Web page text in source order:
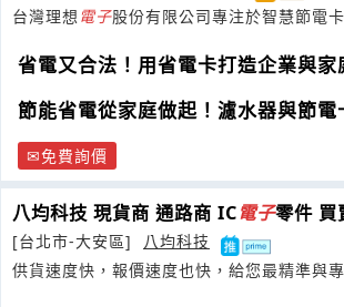
台灣理想 電子股份有限公司專注於智慧節電
省電又合法！用省電卡打造企業與
節能省電從家庭做起！濾水器與節電
免費詢價
八均科技 現貨商 通路商 IC電子零件 買
[台北市-大安區]
八均科技
供貨速度快，報價速度也快，給您最精準與